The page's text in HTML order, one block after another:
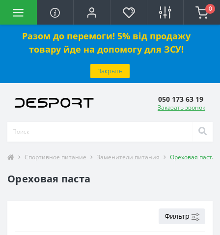
Разом до перемоги! 5% від продажу
товару йде на допомогу для ЗСУ!
Закрыть
0
050 173 63 19
Заказать звонок
Спортивное питание Заменители питания Ореховая паста
Ореховая паста
Фильтр